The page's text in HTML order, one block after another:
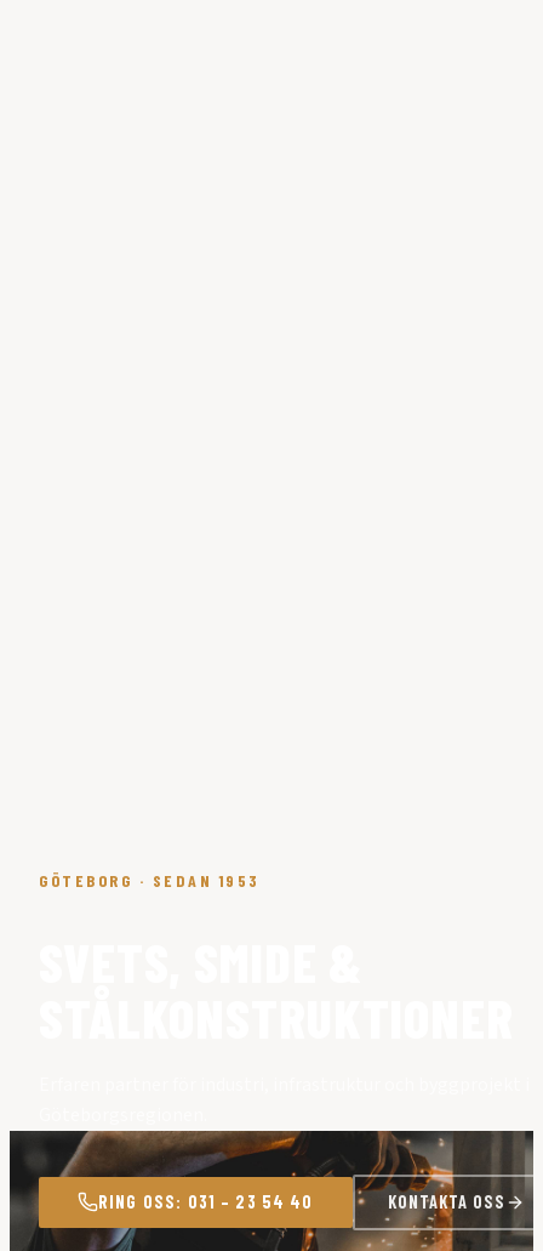
GÖTEBORG · SEDAN 1953
RING OSS: 031 – 23 54 40 KONTAKTA OSS